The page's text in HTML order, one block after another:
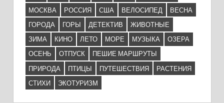
МОСКВА
РОССИЯ США ВЕЛОСИПЕД
ВЕСНА
ГОРОДА
ГОРЫ ДЕТЕКТИВ
ЖИВОТНЫЕ
ЗИМА
КИНО ЛЕТО МОРЕ МУЗЫКА
ОЗЕРА
ОСЕНЬ
ОТПУСК
ПЕШИЕ МАРШРУТЫ
ПРИРОДА
ПТИЦЫ ПУТЕШЕСТВИЯ
РАСТЕНИЯ
СТИХИ
ЭКОТУРИЗМ